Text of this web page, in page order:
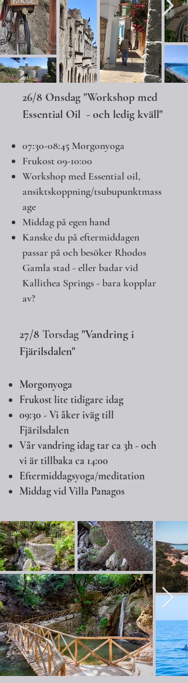
26/8 Onsdag "Workshop med
Essential Oil - och ledig kväll"
07:30-08:45 Morgonyoga
Frukost 09-10:00
Workshop med Essential oil,
ansiktskoppning/tsubupunktmass
age
Middag på egen hand
Kanske du på eftermiddagen
passar på och besöker Rhodos
Gamla stad - eller badar vid
Kallithea Springs - bara kopplar
av?
27/8 Torsdag "Vandring i
Fjärilsdalen"
Morgonyoga
Frukost lite tidigare idag
09:30 - Vi åker iväg till
Fjärilsdalen
Vår vandring idag tar ca 3h - och
vi är tillbaka ca 14:00
Eftermiddagsyoga/meditation
Middag vid Villa Panagos